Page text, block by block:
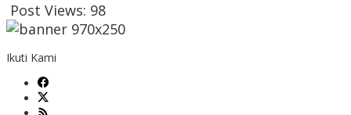
Post Views: 98
Ikuti Kami